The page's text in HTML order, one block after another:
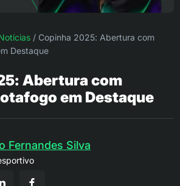
/ Copinha 2025: Abertura com
Destaque
Abertura com
em Destaque
Fernandes Silva